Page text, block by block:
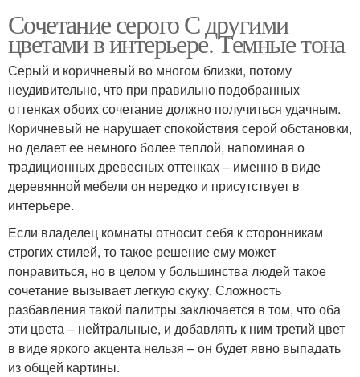
Сочетание серого С другими
цветами в интерьере. Темные тона
Серый и коричневый во многом близки, потому
неудивительно, что при правильно подобранных
оттенках обоих сочетание должно получиться удачным.
Коричневый не нарушает спокойствия серой обстановки,
но делает ее немного более теплой, напоминая о
традиционных древесных оттенках – именно в виде
деревянной мебели он нередко и присутствует в
интерьере.
Если владелец комнаты относит себя к сторонникам
строгих стилей, то такое решение ему может
понравиться, но в целом у большинства людей такое
сочетание вызывает легкую скуку. Сложность
разбавления такой палитры заключается в том, что оба
эти цвета – нейтральные, и добавлять к ним третий цвет
в виде яркого акцента нельзя – он будет явно выпадать
из общей картины.